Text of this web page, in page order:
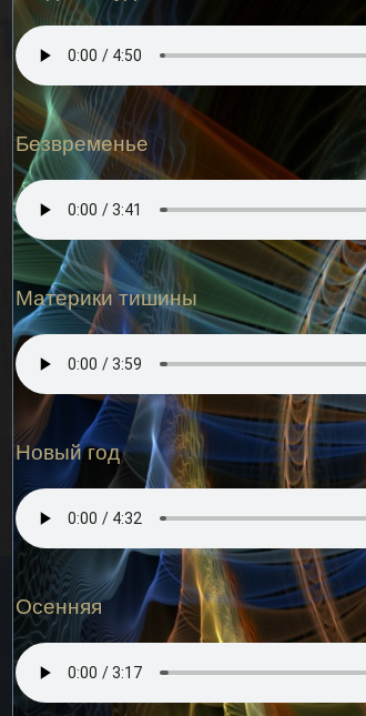
Безвременье
Материки тишины
Новый год
Осенняя